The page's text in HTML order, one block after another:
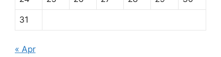
31
« Apr